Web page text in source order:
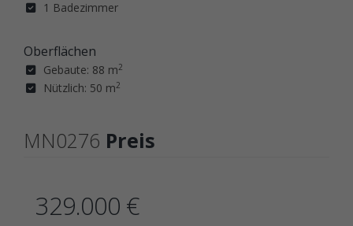
1 Badezimmer
Oberflächen
Gebaute: 88 m2
Nützlich: 50 m2
MN0276 Preis
329.000 €